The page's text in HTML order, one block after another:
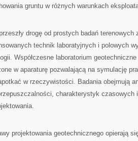
gruntu w różnych warunkach
drogę od prostych badań
technik laboratyjnych i polowych
Współczesne laboratorium
w aparaturę pozwalającą na symulację
w rzeczywistości. Badania obejmują
charakterystyk czasowych
projektowania geotechnicznego opierają